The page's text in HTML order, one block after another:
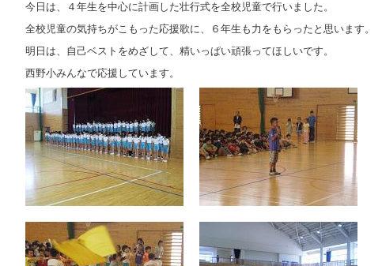
今日は、４年生を中心に計画した壮行式を全校児童で行いました。
全校児童の気持ちがこもった応援歌に、６年生も力をもらったと思います。
明日は、自己ベストをめざして、精いっぱい頑張ってほしいです。
西野小みんなで応援しています。